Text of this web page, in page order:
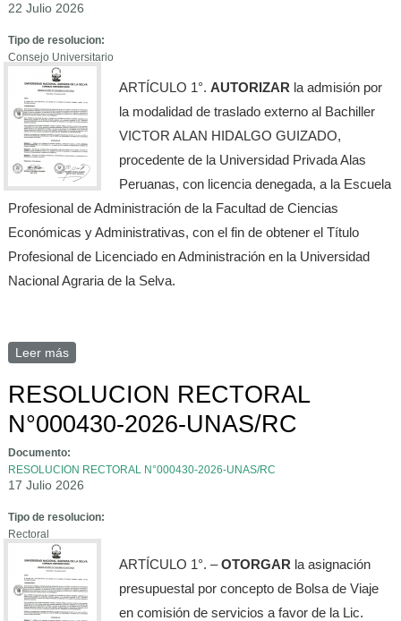
22 Julio 2026
Tipo de resolucion:
Consejo Universitario
ARTÍCULO 1°.AUTORIZAR la admisión por
la modalidad de traslado externo al Bachiller
VICTOR ALAN HIDALGO GUIZADO,
procedente de la Universidad Privada Alas
Peruanas, con licencia denegada, a la Escuela
Profesional de Administración de la Facultad de Ciencias
Económicas y Administrativas, con el fin de obtener el Título
Profesional de Licenciado en Administración en la Universidad
Nacional Agraria de la Selva.
Leer más
RESOLUCION RECTORAL
N°000430-2026-UNAS/RC
Documento:
RESOLUCION RECTORAL N°000430-2026-UNAS/RC
17 Julio 2026
Tipo de resolucion:
Rectoral
ARTÍCULO 1°. –OTORGAR la asignación
presupuestal por concepto de Bolsa de Viaje
en comisión de servicios a favor de la Lic.